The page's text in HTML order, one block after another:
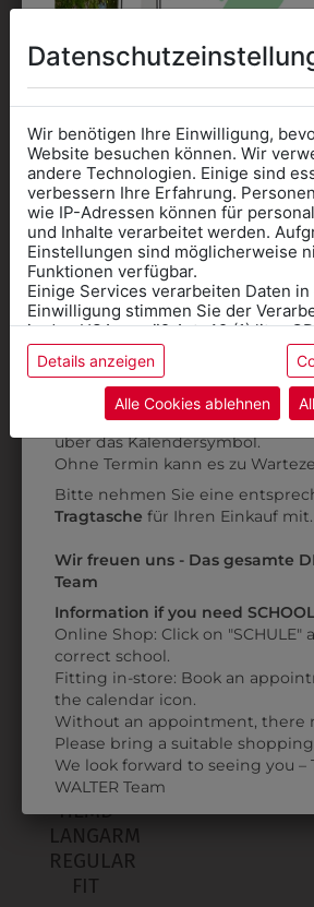
DAS
AUCH
6500DF4184
HEMD LANGARM
HELLGRAU
€ 59,90
ZULETZT
366651120010
HEMD
LANGARM
REGULAR
FIT
Wir benötigen Ihre Einwilligung,
Website besuchen können. Wir
andere Technologien. Einige sind
verbessern Ihre Erfahrung.
wie IP-Adressen können für
und Inhalte verarbeitet werden.
Einstellungen sind möglicherweise
Funktionen verfügbar.
Einige Services verarbeiten Daten
Einwilligung stimmen Sie der
in den USA gemäß Art. 49 (1) lit. a
stuft die USA als Land mit
ein, und es besteht das Risiko, dass
Daten ohne Klagemöglichkeit für
Datenschutzerklärungbzw. im
Details anzeigen
Alle Cookies ablehnen
Informationen
Kleidung
für die SCHULE
benötigen
Online Shop: Klick auf SCHULE
Kategorie und die richtige
AnprobeVorort im Geschäft:
über das Kalendersymbol.
Ohne Termin kann es zu
Bitte nehmen Sie eine
Tragtasche für Ihren Einkauf mit.
Wir freuen uns - Das gesamte
Team
Information if you need SCHOOL
Online Shop: Click on "SCHULE"
correct school.
Fitting in-store: Book an
the calendar icon.
Without an appointment, there
Please bring a suitable
We look forward to seeing you –
WALTER Team